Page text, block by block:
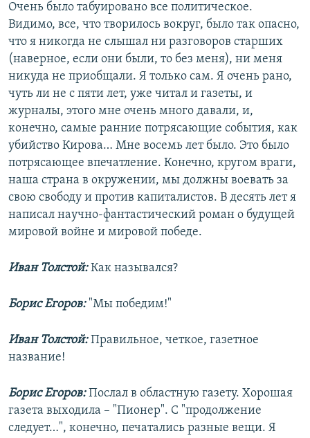
Очень было табуировано все политическое.
Видимо, все, что творилось вокруг, было так опасно,
что я никогда не слышал ни разговоров старших
(наверное, если они были, то без меня), ни меня
никуда не приобщали. Я только сам. Я очень рано,
чуть ли не с пяти лет, уже читал и газеты, и
журналы, этого мне очень много давали, и,
конечно, самые ранние потрясающие события, как
убийство Кирова… Мне восемь лет было. Это было
потрясающее впечатление. Конечно, кругом враги,
наша страна в окружении, мы должны воевать за
свою свободу и против капиталистов. В десять лет я
написал научно-фантастический роман о будущей
мировой войне и мировой победе.
Иван Толстой:Как назывался?
Борис Егоров:"Мы победим!"
Иван Толстой:Правильное, четкое, газетное
название!
Борис Егоров:Послал в областную газету. Хорошая
газета выходила – "Пионер". С "продолжение
следует…", конечно, печатались разные вещи. Я